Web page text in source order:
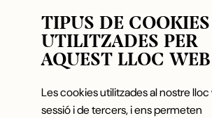
TIPUS DE COOKIES
UTILITZADES PER
AQUEST LLOC WEB
Les cookies utilitzades al nostre
sessió i de tercers, i ens permeten